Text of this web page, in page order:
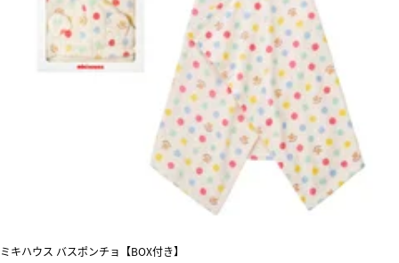
ミキハウス バスポンチョ【BOX付き】